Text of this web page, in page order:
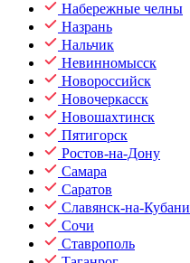
Набережные челны
Назрань
Нальчик
Невинномысск
Новороссийск
Новочеркасск
Новошахтинск
Пятигорск
Ростов-на-Дону
Самара
Саратов
Славянск-на-Кубани
Сочи
Ставрополь